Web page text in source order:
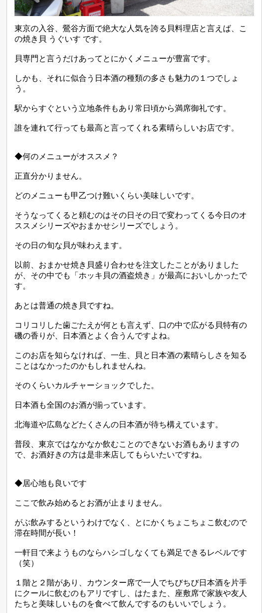
東京の入谷、鶯谷方面で絶大な人気を誇る貝料理店と言えば、こ
の焼き貝 うぐいす です。
貝専門と言うだけあってとにかくメニューが豊富です。
しかも、それに似合う日本酒の種類の多さも魅力の１つでしょ
う。
駅からすぐという立地条件もあり常日頃から満席御礼です。
誰を連れて行っても最高と言ってくれる素晴らしいお店です。
◆何のメニューがオススメ？
正直分かりません。
どのメニューも甲乙つけ難いくらい美味しいです。
そうなってくると頼むのはその日その日で変わってくる今日のオ
ススメシリーズやおまかせシリーズでしょう。
その日の旬な貝が味わえます。
以前、おまかせ焼き貝盛り合わせを注文したことがありました
が、その中でも「ホッキ貝の酒盗焼き」が最高においしかったで
す。
あとは普通の焼き貝ですね。
コリコリした歯ごたえが何とも言えず、口の中で広がる貝特有の
磯の香りが、日本酒とよく合うんですよね。
このお店を知らなければ、一生、貝と日本酒の素晴らしさを知る
ことはなかったのかもしれませんね。
そのくらいカルチャーショックでした。
日本酒も全国のお酒が揃っています。
北海道や広島などたくさんの日本酒が待ち構えています。
普段、東京ではなかなか飲むことのできないお酒もありますの
で、お酒好きの方は是非来店してもらいたいですね。
◆居心地も良いです
ここで飲み始めるとお酒が止まりません。
がぶ飲みするというわけでなく、とにかくちょこちょこ飲むので
滞在時間が長い！
一軒目で来ようものならハシゴしなくても満足できるレベルです
（笑）
１階と２階があり、カウンター席で一人でちびちび日本酒を片手
にクールに飲むのもアリですし、はたまた、座敷席で家族や友人
たちと美味しいものを食べて飲んでするのもいいでしょう。